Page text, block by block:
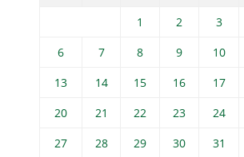
1
2 3
6
7 8 9 10
13
14 15 16 17
20
21 22 23 24
27
28 29 30 31